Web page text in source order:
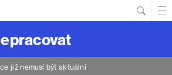
již nemusí být aktuální